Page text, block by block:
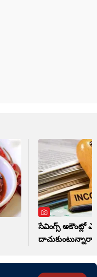
సేవింగ్స్ అకౌంట్లో